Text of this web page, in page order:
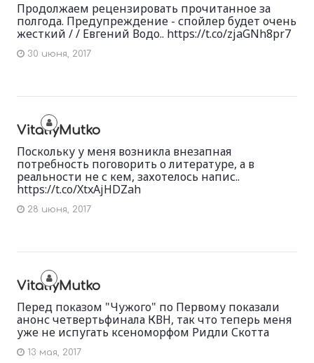
Продолжаем рецензировать прочитанное за
полгода. Предупреждение - спойлер будет очень
жесткий / / Евгений Водо.. https://t.co/zjaGNh8pr7
30 июня, 2017
VitaliyMutko
Поскольку у меня возникла внезапная
потребность поговорить о литературе, а в
реальности не с кем, захотелось напис..
https://t.co/XtxAjHDZah
28 июня, 2017
VitaliyMutko
Перед показом "Чужого" по Первому показали
анонс четвертьфинала КВН, так что теперь меня
уже не испугать ксеноморфом Ридли Скотта
13 мая, 2017